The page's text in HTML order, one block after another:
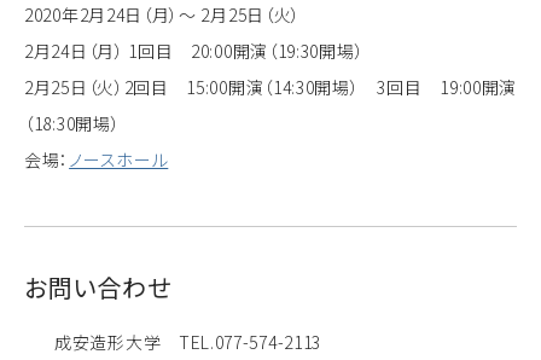
2020年2月24日（月）～ 2月25日（火）
2月24日（月） 1回目 20:00開演（19:30開場）
2月25日（火）2回目 15:00開演（14:30開場） 3回目 19:00開演
（18:30開場）
会場： ノースホール
お問い合わせ
成安造形大学 TEL.077-574-2113